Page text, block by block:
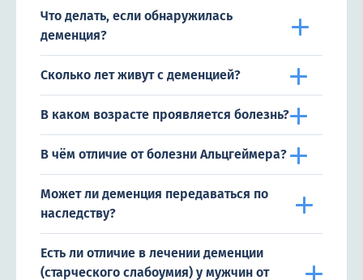
Что делать, если обнаружилась
деменция?
Сколько лет живут с деменцией?
В каком возрасте проявляется болезнь?
В чём отличие от болезни Альцгеймера?
Может ли деменция передаваться по
наследству?
Есть ли отличие в лечении деменции
(старческого слабоумия) у мужчин от